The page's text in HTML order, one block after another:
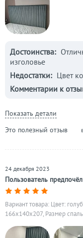
Достоинства:
изголовье
Недостатки: Цвет
Комментарии к
Показать детали
Это полезный отзыв
Пользователь
24 декабря 2023
Вариант товара: Цвет:
166x140x207, Размер